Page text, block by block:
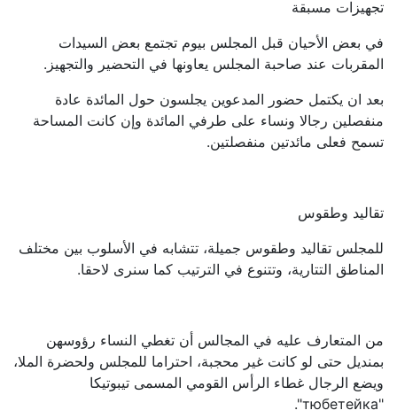
تجهيزات مسبقة
في بعض الأحيان قبل المجلس بيوم تجتمع بعض السيدات
المقربات عند صاحبة المجلس يعاونها في التحضير والتجهيز.
بعد ان يكتمل حضور المدعوين يجلسون حول المائدة عادة
منفصلين رجالا ونساء على طرفي المائدة وإن كانت المساحة
تسمح فعلى مائدتين منفصلتين.
تقاليد وطقوس
للمجلس تقاليد وطقوس جميلة، تتشابه في الأسلوب بين مختلف
المناطق التتارية، وتتنوع في الترتيب كما سنرى لاحقا.
من المتعارف عليه في المجالس أن تغطي النساء رؤوسهن
بمنديل حتى لو كانت غير محجبة، احتراما للمجلس ولحضرة الملا،
ويضع الرجال غطاء الرأس القومي المسمى تيبوتيكا
"тюбетейка".